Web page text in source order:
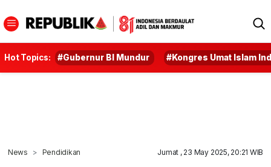
Hot Topics: #Gubernur BI Mundur #Kongres Umat Islam
News Pendidikan Jumat , 23 May 2025, 20:21 WIB